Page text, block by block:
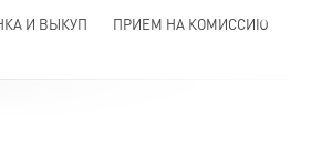
И ВЫКУП
ПРИЕМ НА КОМИССИЮ